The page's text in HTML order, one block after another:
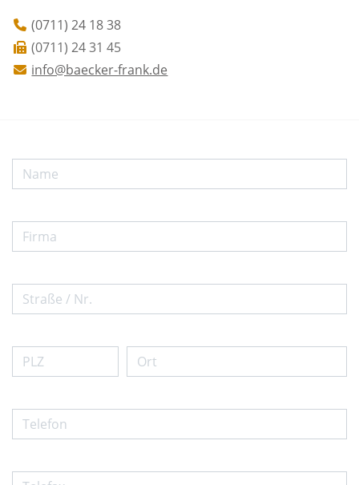
(0711) 24 18 38
(0711) 24 31 45
info@baecker-frank.de